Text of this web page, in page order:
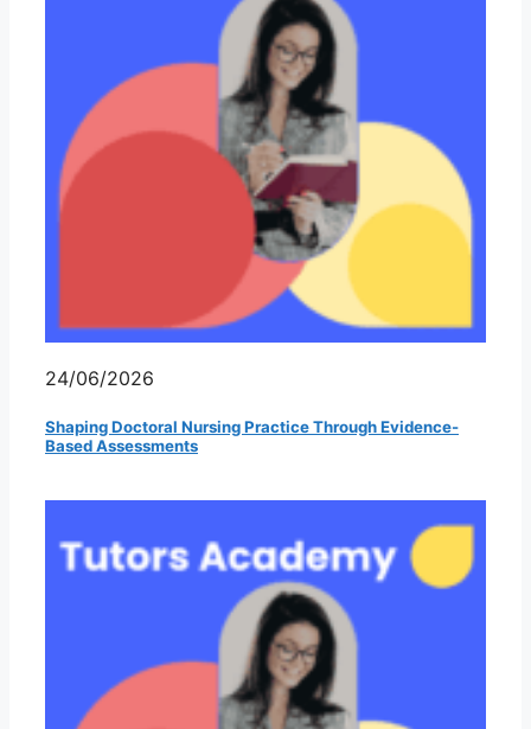
24/06/2026
Shaping Doctoral Nursing Practice Through Evidence-
Based Assessments